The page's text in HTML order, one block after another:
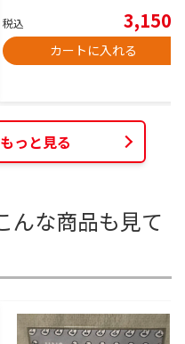
税込 3,150
カートに入れる
っと見る
んな商品も見て